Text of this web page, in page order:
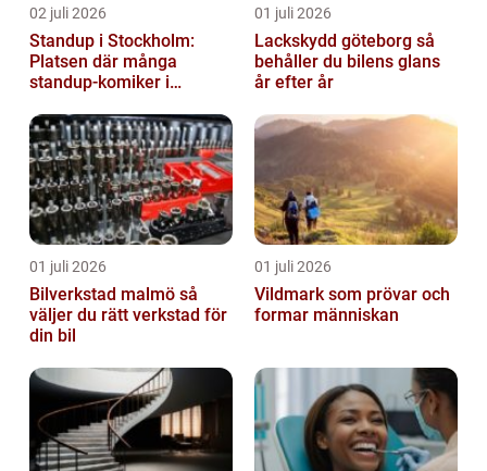
02 juli 2026
Standup i Stockholm:
Platsen där många
standup-komiker i
01 juli 2026
Lackskydd göteborg så
behåller du bilens glans
år efter år
01 juli 2026
Bilverkstad malmö så
väljer du rätt verkstad för
din bil
01 juli 2026
Vildmark som prövar och
formar människan